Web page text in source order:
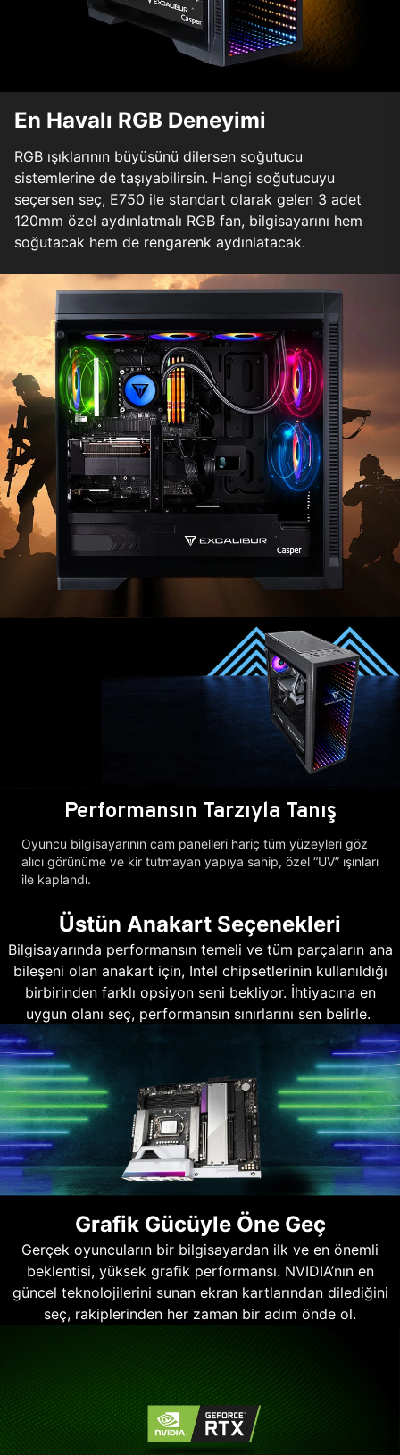
En Havalı RGB Deneyimi
RGB ışıklarının büyüsünü dilersen soğutucu
sistemlerine de taşıyabilirsin. Hangi soğutucuyu
seçersen seç, E750 ile standart olarak gelen 3 adet
120mm özel aydınlatmalı RGB fan, bilgisayarını hem
soğutacak hem de rengarenk aydınlatacak.
Performansın Tarzıyla Tanış
Oyuncu bilgisayarının cam panelleri hariç tüm yüzeyleri göz
alıcı görünüme ve kir tutmayan yapıya sahip, özel “UV” ışınları
ile kaplandı.
Üstün Anakart Seçenekleri
Bilgisayarında performansın temeli ve tüm parçaların ana
bileşeni olan anakart için, Intel chipsetlerinin kullanıldığı
birbirinden farklı opsiyon seni bekliyor. İhtiyacına en
uygun olanı seç, performansın sınırlarını sen belirle.
Grafik Gücüyle Öne Geç
Gerçek oyuncuların bir bilgisayardan ilk ve en önemli
beklentisi, yüksek grafik performansı. NVIDIA’nın en
güncel teknolojilerini sunan ekran kartlarından dilediğini
seç, rakiplerinden her zaman bir adım önde ol.